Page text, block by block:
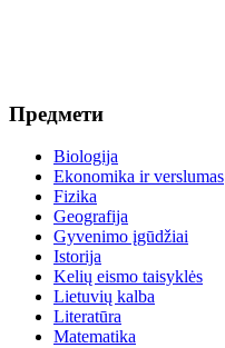
Предмети
Biologija
Ekonomika ir verslumas
Fizika
Geografija
Gyvenimo įgūdžiai
Istorija
Kelių eismo taisyklės
Lietuvių kalba
Literatūra
Matematika